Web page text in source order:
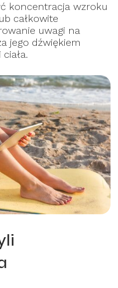
koncentracja wzroku
całkowite
uwagi na
jego dźwiękiem